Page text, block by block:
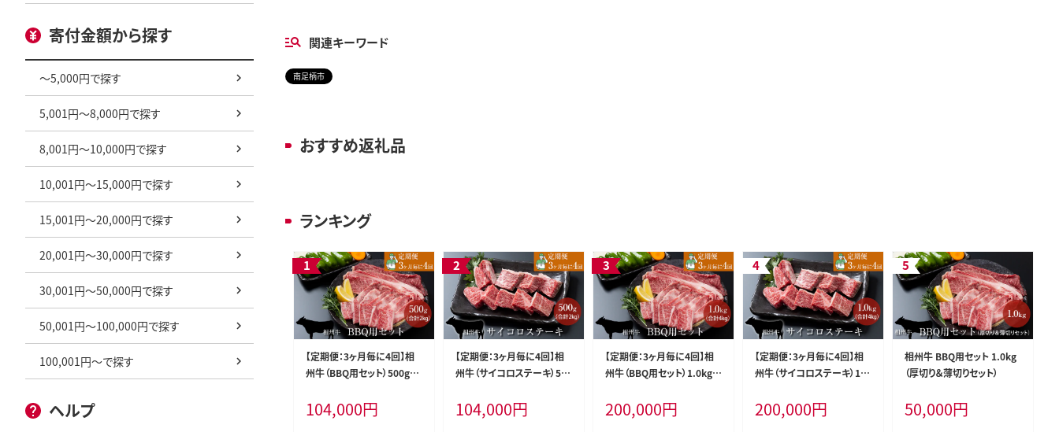
寄付金額から探す
～5,000円で探す
5,001円～8,000円で探す
8,001円～10,000円で探す
10,001円～15,000円で探す
15,001円～20,000円で探す
20,001円～30,000円で探す
30,001円～50,000円で探す
50,001円～100,000円で探す
100,001円～で探す
ヘルプ
関連キーワード
南足柄市
おすすめ返礼品
ランキング
【定期便：3ヶ月毎に4回】相
州牛（BBQ用セット）500g
104,000円
【定期便：3ヶ月毎に4回】相
州牛（サイコロステーキ）500
104,000円
【定期便：3ヶ月毎に4回】相
州牛（BBQ用セット）1.0kg
200,000円
【定期便：3ヶ月毎に4回】相
州牛（サイコロステーキ）1.0
200,000円
相州牛 BBQ用セット 1.0kg
（厚切り＆薄切りセット）
50,000円